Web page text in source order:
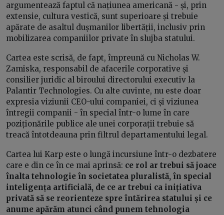
argumentează faptul că națiunea americană - și, prin
extensie, cultura vestică, sunt superioare și trebuie
apărate de asaltul dușmanilor libertății, inclusiv prin
mobilizarea companiilor private în slujba statului.
Cartea este scrisă, de fapt, împreună cu Nicholas W.
Zamiska, responsabil de afacerile corporative și
consilier juridic al biroului directorului executiv la
Palantir Technologies. Cu alte cuvinte, nu este doar
expresia viziunii CEO-ului companiei, ci și viziunea
întregii companii - în special într-o lume în care
poziționările publice ale unei corporații trebuie să
treacă întotdeauna prin filtrul departamentului legal.
Cartea lui Karp este o lungă incursiune într-o dezbatere
care e din ce în ce mai aprinsă: ce rol ar trebui să joace
înalta tehnologie în societatea pluralistă, în special
inteligența artificială, de ce ar trebui ca inițiativa
privată să se reorienteze spre întărirea statului și ce
anume apărăm atunci când punem tehnologia